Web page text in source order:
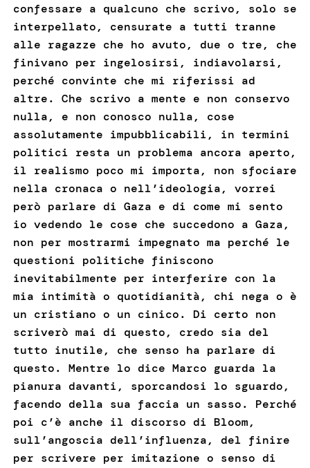
confessare a qualcuno che scrivo, solo se
interpellato, censurate a tutti tranne
alle ragazze che ho avuto, due o tre, che
finivano per ingelosirsi, indiavolarsi,
perché convinte che mi riferissi ad
altre. Che scrivo a mente e non conservo
nulla, e non conosco nulla, cose
assolutamente impubblicabili, in termini
politici resta un problema ancora aperto,
il realismo poco mi importa, non sfociare
nella cronaca o nell’ideologia, vorrei
però parlare di Gaza e di come mi sento
io vedendo le cose che succedono a Gaza,
non per mostrarmi impegnato ma perché le
questioni politiche finiscono
inevitabilmente per interferire con la
mia intimità o quotidianità, chi nega o è
un cristiano o un cinico. Di certo non
scriverò mai di questo, credo sia del
tutto inutile, che senso ha parlare di
questo. Mentre lo dice Marco guarda la
pianura davanti, sporcandosi lo sguardo,
facendo della sua faccia un sasso. Perché
poi c’è anche il discorso di Bloom,
sull’angoscia dell’influenza, del finire
per scrivere per imitazione o senso di